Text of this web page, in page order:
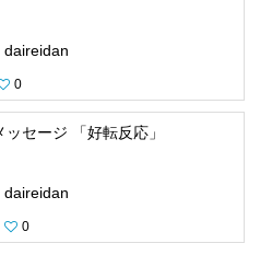
daireidan
0
光のメッセージ 「好転反応」
daireidan
0